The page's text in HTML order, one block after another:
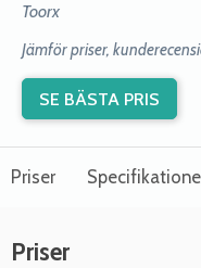
Toorx
Jämför priser,
SE BÄSTA PRIS
Priser
Priser